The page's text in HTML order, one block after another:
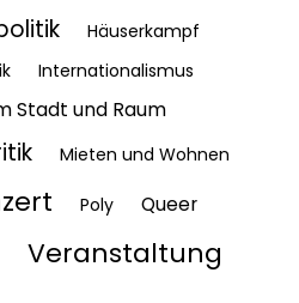
Häuserkampf
Internationalismus
Stadt und Raum
Mieten und Wohnen
Poly Queer
Veranstaltung